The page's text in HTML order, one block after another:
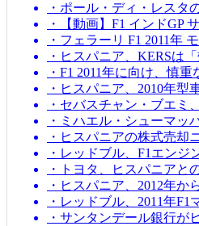
・ポール・ディ・レスタ
・【動画】F1 インドGP
・フェラーリ F1 2011年
・ヒスパニア、KERSは「
・F1 2011年に向け、慎
・ヒスパニア、2010年型
・セバスチャン・ブエミ
・ミハエル・シューマッ
・ヒスパニアの株式売却
・レッドブル、F1エン
・トヨタ、ヒスパニアと
・ヒスパニア、2012年か
・レッドブル、2011年F1
・サンタンデール銀行が